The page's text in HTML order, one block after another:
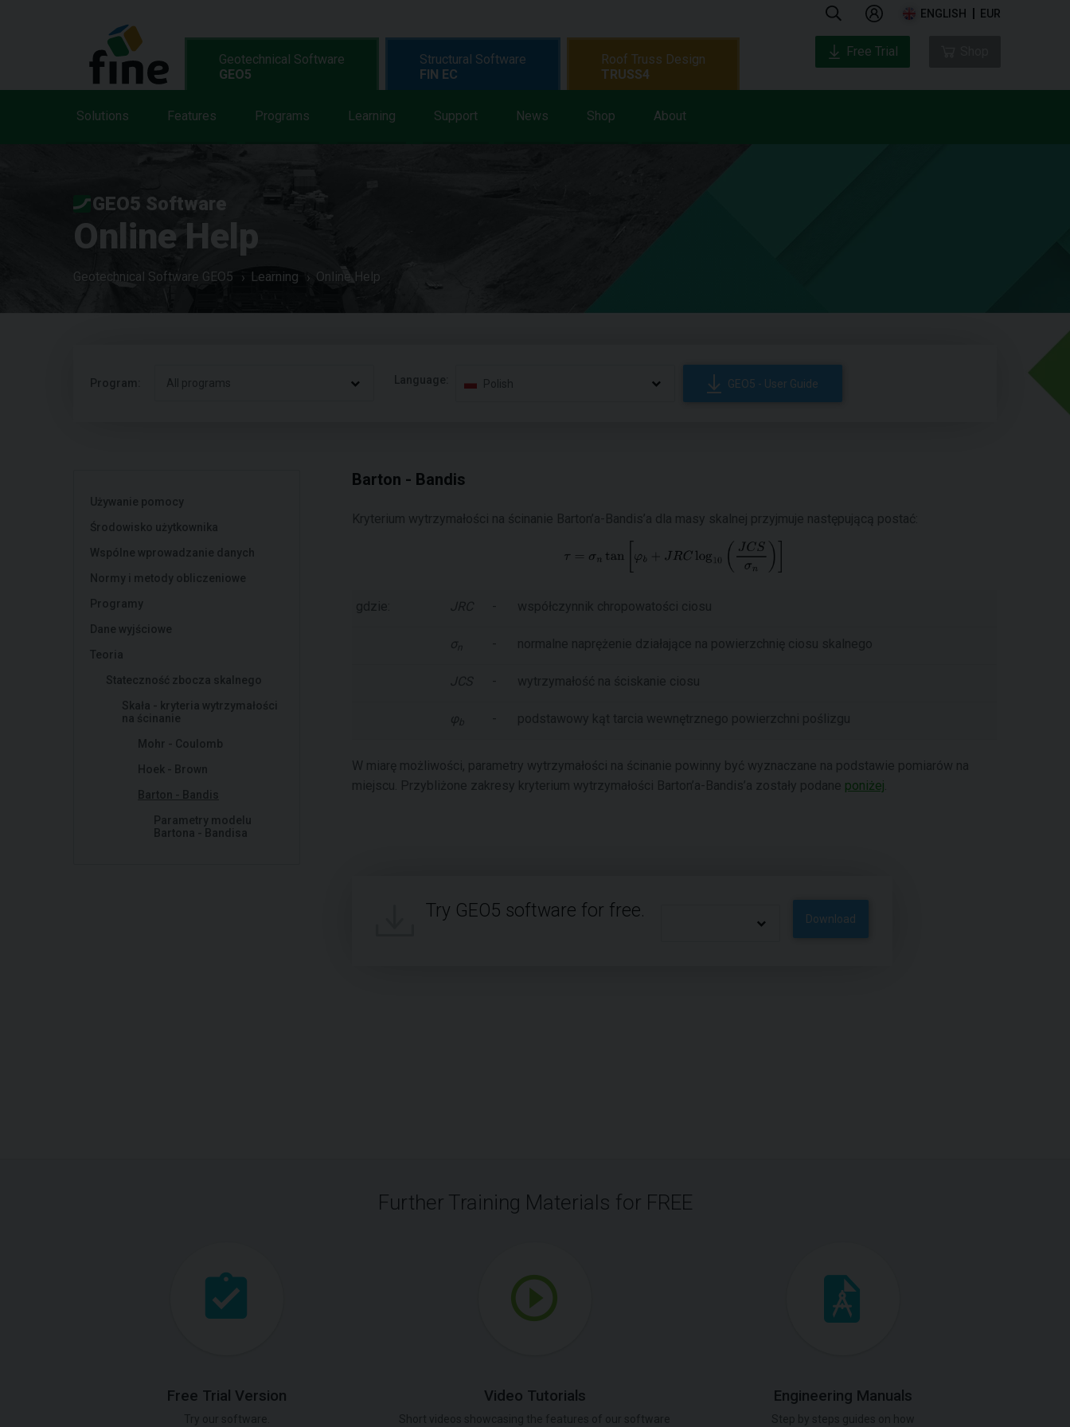
ENGLISH EUR
Geotechnical Software
GEO5
Solutions Features Programs Learning Support News Shop About
Structural Software
FIN EC
Roof Truss Design
TRUSS4
Free Trial
GEO5 Software
Online Help
Geotechnical Software GEO5 Learning Online Help
Program: All programs Language: Polish GEO5 - User Guide
Używanie pomocy
Środowisko użytkownika
Wspólne wprowadzanie danych
Normy i metody obliczeniowe
Programy
Dane wyjściowe
Teoria
Stateczność zbocza skalnego
Skała - kryteria wytrzymałości
na ścinanie
Mohr - Coulomb
Hoek - Brown
Barton - Bandis
Parametry modelu
Bartona - Bandisa
Barton - Bandis
Kryterium wytrzymałości na ścinanie Barton’a-Bandis’a dla masy skalnej przyjmuje następującą postać:
gdzie: JRC - współczynnik chropowatości ciosu
σn - normalne naprężenie działające na powierzchnię ciosu skalnego
JCS - wytrzymałość na ściskanie ciosu
φ b - podstawowy kąt tarcia wewnętrznego powierzchni poślizgu
W miarę możliwości, parametry wytrzymałości na ścinanie powinny być wyznaczane na podstawie pomiarów na
miejscu. Przybliżone zakresy kryterium wytrzymałości Barton’a-Bandis’a zostały podane poniżej
Try GEO5 software for free. Download
Further Training Materials for FREE
Free Trial Version Video Tutorials Engineering Manuals